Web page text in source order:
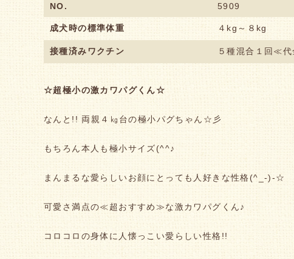
NO. 5909
成犬時の標準体重 ４kg～８kg
接種済みワクチン ５種混合１回≪
☆超極小の激カワパグくん☆
なんと!! 両親４㎏台の極小パグちゃん☆彡
もちろん本人も極小サイズ(^^♪
まんまるな愛らしいお顔にとっても人好きな性格(^_-)-☆
可愛さ満点の≪超おすすめ≫な激カワパグくん♪
コロコロの身体に人懐っこい愛らしい性格!!